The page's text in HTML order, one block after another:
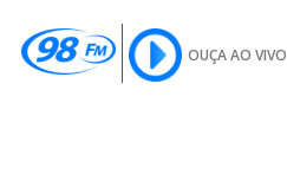
OUÇA AO VIVO